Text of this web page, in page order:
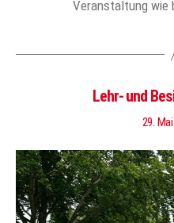
Veranstaltung wie
Lehr- und
29.